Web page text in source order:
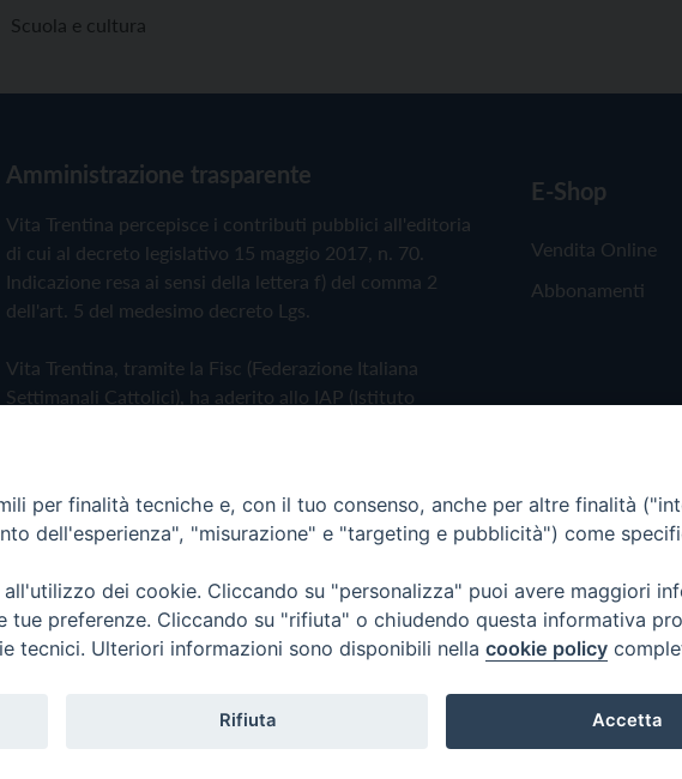
Scuola e cultura
Amministrazione trasparente
Vita Trentina percepisce i contributi pubblici all'editoria
di cui al decreto legislativo 15 maggio 2017, n. 70.
Indicazione resa ai sensi della lettera f) del comma 2
dell'art. 5 del medesimo decreto Lgs.
Vita Trentina, tramite la Fisc (Federazione Italiana
Settimanali Cattolici), ha aderito allo IAP (Istituto
Privacy Policy Cookie Policy
E-Shop
Vendita Online
Abbonamenti
Editrice
per finalità tecniche e, con il tuo consenso, anche per altre finalità
dell'esperienza", "misurazione" e "targeting e pubblicità") come
dei cookie. Cliccando su "personalizza" puoi avere maggiori
tue preferenze. Cliccando su "rifiuta" o chiudendo questa informativa
tecnici. Ulteriori informazioni sono disponibili nella cookie policy
Rifiuta Accetta